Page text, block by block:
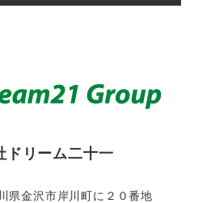
ドリーム二十一
金沢市岸川町に２０番地